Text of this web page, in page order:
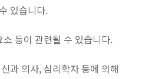
있습니다.
등이 관련될 수 있습니다.
과 의사, 심리학자 등에 의해